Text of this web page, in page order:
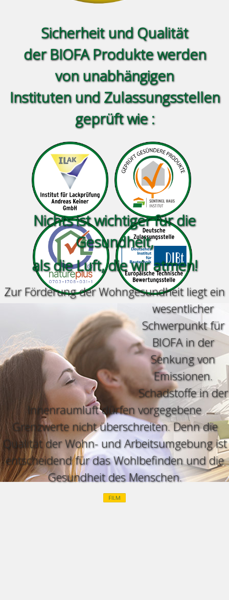
Sicherheit und Qualität
der BIOFA Produkte werden
vonunabhängigen
Instituten und Zulassungsstellen
geprüft wie :
Nichts ist wichtiger für die
Gesundheit,
als die Luft, die wir atmen!
Zur Förderung der Wohngesundheit liegt ein
wesentlicher
Schwerpunkt für
BIOFA in der
Senkung von
Emissionen.
Schadstoffe in der
Innenraumluft dürfen vorgegebene
Grenzwerte nicht überschreiten. Denn die
Qualität der Wohn- und Arbeitsumgebung ist
entscheidend für das Wohlbefinden und die
Gesundheit des Menschen.